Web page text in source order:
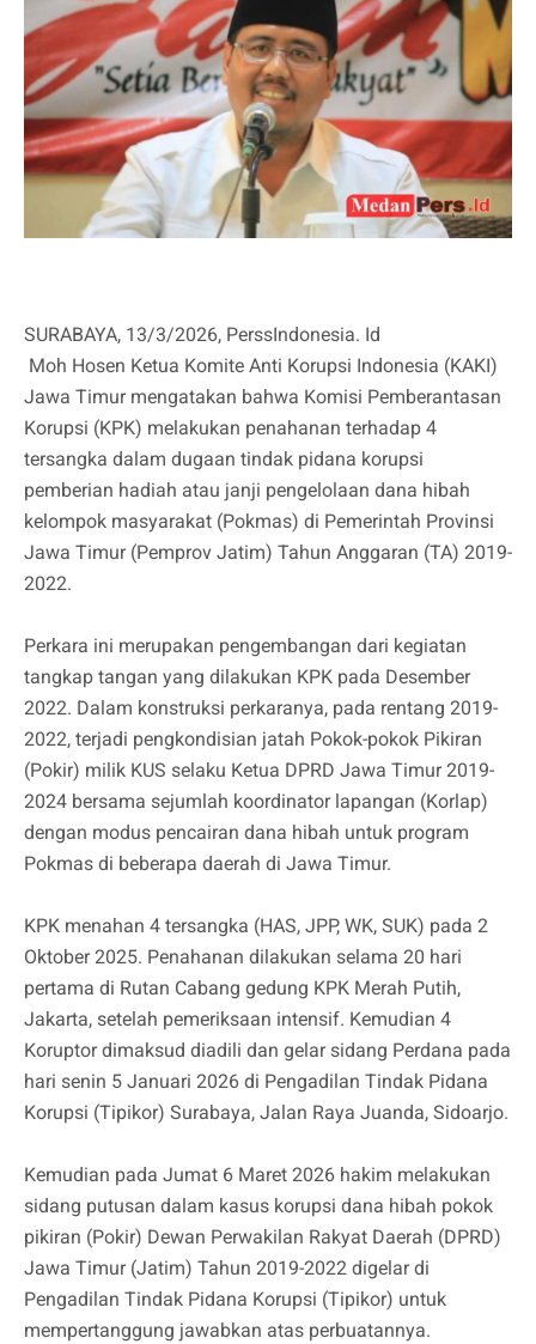
SURABAYA, 13/3/2026, PerssIndonesia. Id
Moh Hosen Ketua Komite Anti Korupsi Indonesia (KAKI)
Jawa Timur mengatakan bahwa Komisi Pemberantasan
Korupsi (KPK) melakukan penahanan terhadap 4
tersangka dalam dugaan tindak pidana korupsi
pemberian hadiah atau janji pengelolaan dana hibah
kelompok masyarakat (Pokmas) di Pemerintah Provinsi
Jawa Timur (Pemprov Jatim) Tahun Anggaran (TA) 2019-
2022.
Perkara ini merupakan pengembangan dari kegiatan
tangkap tangan yang dilakukan KPK pada Desember
2022. Dalam konstruksi perkaranya, pada rentang 2019-
2022, terjadi pengkondisian jatah Pokok-pokok Pikiran
(Pokir) milik KUS selaku Ketua DPRD Jawa Timur 2019-
2024 bersama sejumlah koordinator lapangan (Korlap)
dengan modus pencairan dana hibah untuk program
Pokmas di beberapa daerah di Jawa Timur.
KPK menahan 4 tersangka (HAS, JPP, WK, SUK) pada 2
Oktober 2025. Penahanan dilakukan selama 20 hari
pertama di Rutan Cabang gedung KPK Merah Putih,
Jakarta, setelah pemeriksaan intensif. Kemudian 4
Koruptor dimaksud diadili dan gelar sidang Perdana pada
hari senin 5 Januari 2026 di Pengadilan Tindak Pidana
Korupsi (Tipikor) Surabaya, Jalan Raya Juanda, Sidoarjo.
Kemudian pada Jumat 6 Maret 2026 hakim melakukan
sidang putusan dalam kasus korupsi dana hibah pokok
pikiran (Pokir) Dewan Perwakilan Rakyat Daerah (DPRD)
Jawa Timur (Jatim) Tahun 2019-2022 digelar di
Pengadilan Tindak Pidana Korupsi (Tipikor) untuk
mempertanggung jawabkan atas perbuatannya.